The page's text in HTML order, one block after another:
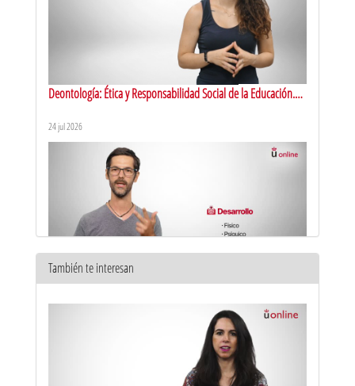
Deontología: Ética y Responsabilidad Social de la Educación.
24 jul 2026
También te interesan